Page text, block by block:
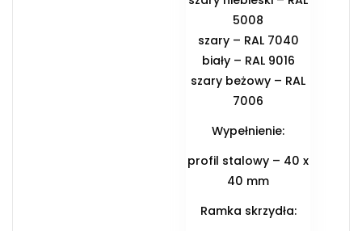
5008
szary – RAL 7040
biały – RAL 9016
szary beżowy – RAL
7006
Wypełnienie:
profil stalowy – 40 x
40 mm
Ramka skrzydła: